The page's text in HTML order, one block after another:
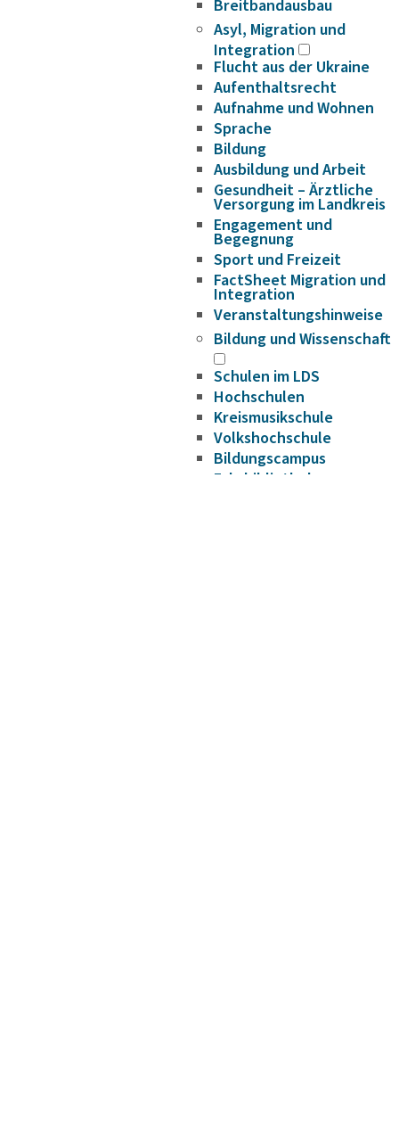
Breitbandausbau
Asyl, Migration und
Integration
Flucht aus der Ukraine
Aufenthaltsrecht
Aufnahme und Wohnen
Sprache
Bildung
Ausbildung und Arbeit
Gesundheit – Ärztliche
Versorgung im Landkreis
Engagement und
Begegnung
Sport und Freizeit
FactSheet Migration und
Integration
Veranstaltungshinweise
Bildung und Wissenschaft
Schulen im LDS
Hochschulen
Kreismusikschule
Volkshochschule
Bildungscampus
Fahrbibliothek